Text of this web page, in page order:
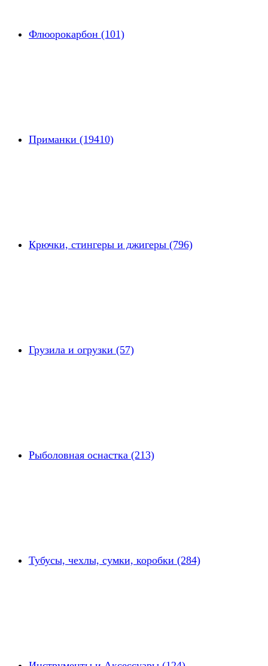
Флюорокарбон (101)
Приманки (19410)
Крючки, стингеры и джигеры (796)
Грузила и огрузки (57)
Рыболовная оснастка (213)
Тубусы, чехлы, сумки, коробки (284)